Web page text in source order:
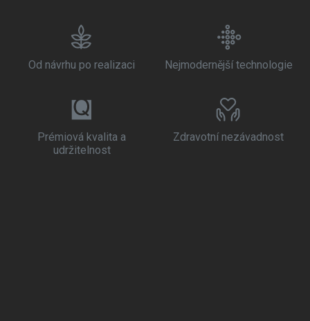
Od návrhu po realizaci Nejmodernější technologie
Prémiová kvalita a
udržitelnost
Zdravotní nezávadnost